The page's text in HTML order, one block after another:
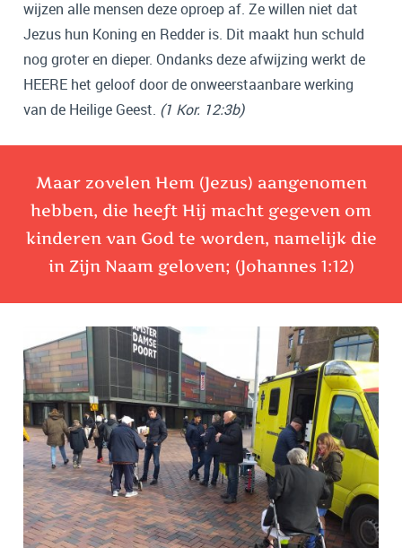
wijzen alle mensen deze oproep af. Ze willen niet dat
Jezus hun Koning en Redder is. Dit maakt hun schuld
nog groter en dieper. Ondanks deze afwijzing werkt de
HEERE het geloof door de onweerstaanbare werking
van de Heilige Geest. (1 Kor. 12:3b)
Maar zovelen Hem (Jezus) aangenomen
hebben, die heeft Hij macht gegeven om
kinderen van God te worden, namelijk die
in Zijn Naam geloven; (Johannes 1:12)